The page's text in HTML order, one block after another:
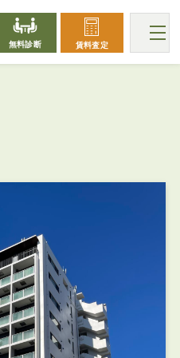
無料診断 賃料査定